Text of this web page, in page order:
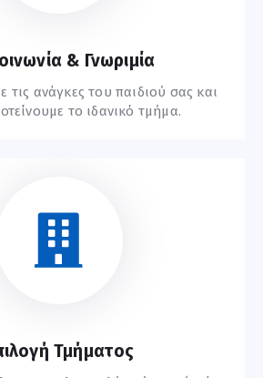
& Γνωριμία
ανάγκες του παιδιού σας και
το ιδανικό τμήμα.
Τμήματος